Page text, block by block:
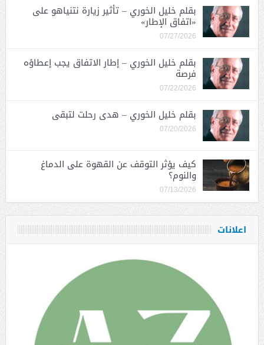
بقلم خليل الخوري – تأثير زيارة نتنياهو على
«اتفاق الإطار»
07/27/2026
بقلم خليل الخوري – إطار الاتفاق يجب إعطاؤه
فرصة
07/22/2026
بقلم خليل الخوري – هدى رحلت لتبقى
07/20/2026
كيف يؤثر التوقف عن القهوة على الدماغ
والنوم؟
07/13/2026
اعلانات